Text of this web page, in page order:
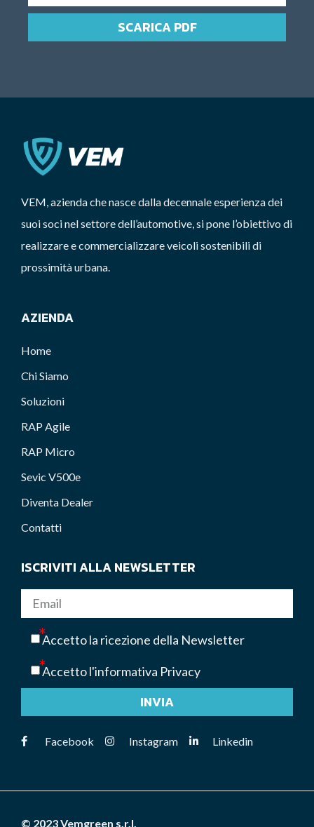
SCARICA PDF
VEM, azienda che nasce dalla decennale esperienza dei
suoi soci nel settore dell’automotive, si pone l’obiettivo di
realizzare e commercializzare veicoli sostenibili di
prossimità urbana.
AZIENDA
Home
Chi Siamo
Soluzioni
RAP Agile
RAP Micro
Sevic V500e
Diventa Dealer
Contatti
ISCRIVITI ALLA NEWSLETTER
Accetto la ricezione della Newsletter
Accetto l'informativa Privacy
INVIA
Facebook Instagram Linkedin
© 2023 Vemgreen s.r.l.